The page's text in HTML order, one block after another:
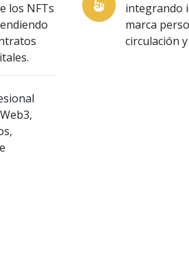
los NFTs
integrando
marca
circulación